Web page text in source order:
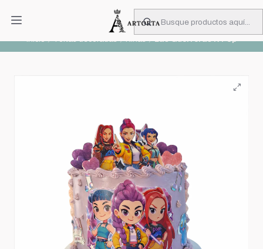
PIDA CON MUCHA ANTICIPACIÓN
Inicio Tortas decoradas Niñas Las Guerreras K-Pop